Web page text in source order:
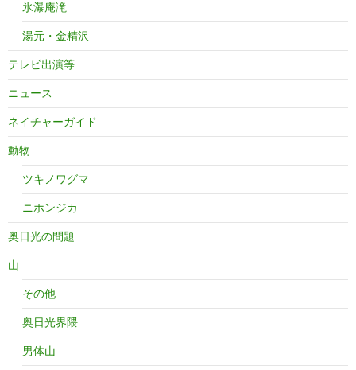
氷瀑庵滝
湯元・金精沢
テレビ出演等
ニュース
ネイチャーガイド
動物
ツキノワグマ
ニホンジカ
奥日光の問題
山
その他
奥日光界隈
男体山